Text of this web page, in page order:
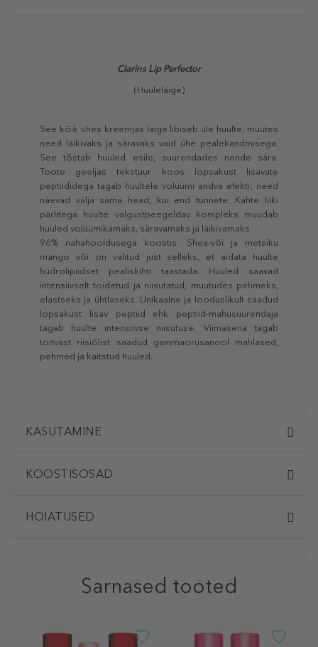
Clarins Lip Perfector
(Huuleläige)
See kõik ühes kreemjas läige libiseb üle huulte, muutes
need läikivaks ja säravaks vaid ühe pealekandmisega.
See tõstab huuled esile, suurendades nende sära.
Toote geeljas tekstuur koos lopsakust lisavate
peptiididega tagab huultele volüümi andva efekti: need
näevad välja sama head, kui end tunnete. Kahte liiki
pärlitega huulte valgustpeegeldav kompleks muudab
huuled volüümikamaks, säravamaks ja läikivamaks.
96% nahahooldusega koostis. Shea-või ja metsiku
mango või on valitud just selleks, et aidata huulte
hüdrolipiidset pealiskihti taastada. Huuled saavad
intensiivselt toidetud ja niisutatud, muutudes pehmeks,
elastseks ja ühtlaseks. Unikaalne ja looduslikult saadud
lopsakust lisav peptiid ehk peptiid-mahusuurendaja
tagab huulte intensiivse niisutuse. Viimasena tagab
toitvast riisiõlist saadud gammaorüsanool mahlased,
pehmed ja kaitstud huuled.
KASUTAMINE
KOOSTISOSAD
HOIATUSED
Sarnased tooted